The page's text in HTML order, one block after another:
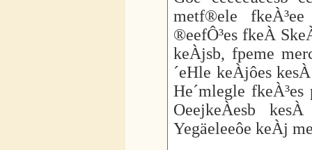
metf®ele
®eefÔ³es fkeÀ
keÀjsb, fpeme
´eHle keÀjôes
He´mlegle
OeejkeÀesb
Yegäeleeôe keÀj